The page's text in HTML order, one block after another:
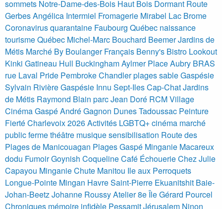
sommets Notre-Dame-des-Bois Haut Bois Dormant Route
Gerbes Angélica Intermiel Fromagerie Mirabel Lac Brome
Coronavirus quarantaine Faubourg Québec naissance
tourisme Québec Michel-Marc Bouchard Beemer Jardins de
Métis Marché By Boulanger Français Benny's Bistro Lookout
Kinki Gatineau Hull Buckingham Aylmer Place Aubry BRAS
rue Laval Pride PembrokeChandler plages sable Gaspésie
Sylvain Rivière Gaspésie Innu Sept-IlesCap-ChatJardins
de Métis Raymond Blain parc Jean Doré RCM Village
CinémaGaspéAndré Gagnon Dunes Tadoussac Peinture
Fierté Charlevoix 2026 Activités LGBTQ+ cinéma marché
public ferme théâtre musique sensibilisation Route des
Plages de Manicouagan Plages Gaspé Minganie Macareux
dodu Fumoir Goynish Coqueline Café Échouerie Chez Julie
Capayou Minganie Chute Manitou Ile aux Perroquets
Longue-Pointe Mingan Havre Saint-Pierre Ekuanitshit Baie-
Johan-BeetzJohanne Roussy Atelier 8e ÎleGérard Pourcel
Chroniques mémoire infidèle Pessamit Jérusalem Ninon